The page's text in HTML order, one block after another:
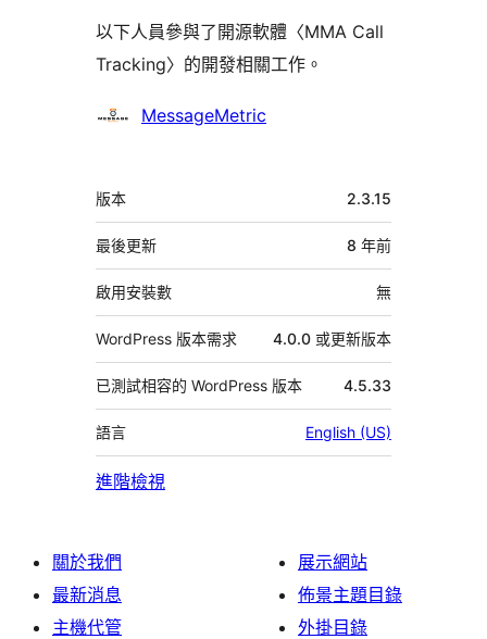
以下人員參與了開源軟體〈MMA Call
Tracking〉的開發相關工作。
參
MessageMetric
中
繼
資
料
版本 2.3.15
最後更新 8 年前
啟用安裝數 無
WordPress 版本需求 4.0.0 或更新版本
已測試相容的 WordPress 版本 4.5.33
語言 English (US)
進階檢視
關於我們
最新消息
主機代管
展示網站
佈景主題目錄
外掛目錄